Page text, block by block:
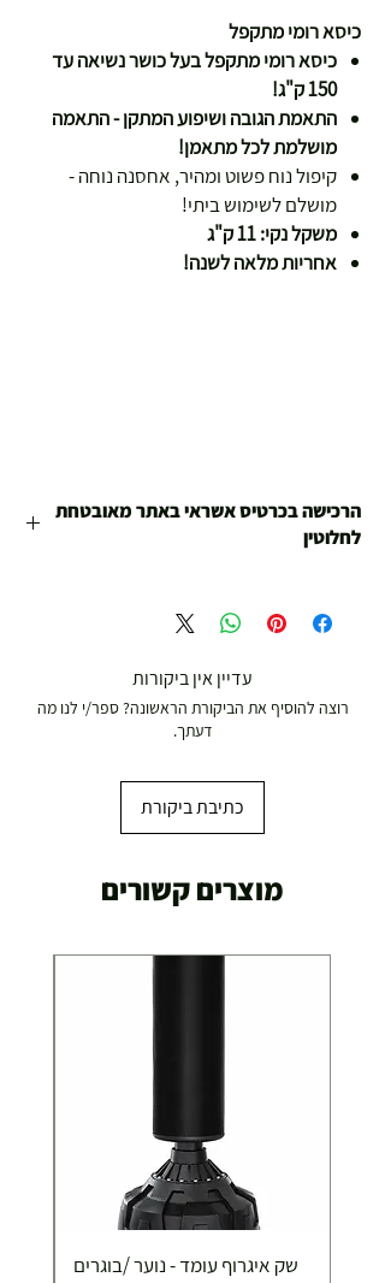
כיסא רומי מתקפל
כיסא רומי מתקפל בעל כושר נשיאה עד
150 ק"ג!
התאמת הגובה ושיפוע המתקן - התאמה
מושלמת לכל מתאמן!
קיפול נוח פשוט ומהיר, אחסנה נוחה -
מושלם לשימוש ביתי!
משקל נקי: 11 ק"ג
אחריות מלאה לשנה!
הרכישה בכרטיס אשראי באתר מאובטחת
לחלוטין
ספורט שפועלות משנת 1978 .
כל המוצרים עברו בדיקות איכות של החנות ובכל מקרה
עדיין אין ביקורות
רוצה להוסיף את הביקורת הראשונה? ספר/י לנו מה
דעתך.
כתיבת ביקורת
מוצרים קשורים
שק איגרוף עומד - נוער /בוגרים